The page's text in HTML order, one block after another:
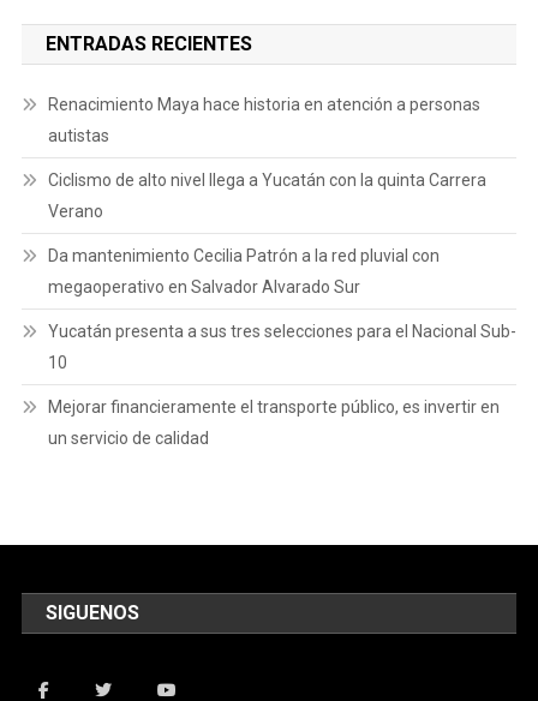
ENTRADAS RECIENTES
Renacimiento Maya hace historia en atención a personas
autistas
Ciclismo de alto nivel llega a Yucatán con la quinta Carrera
Verano
Da mantenimiento Cecilia Patrón a la red pluvial con
megaoperativo en Salvador Alvarado Sur
Yucatán presenta a sus tres selecciones para el Nacional Sub-
10
Mejorar financieramente el transporte público, es invertir en
un servicio de calidad
SIGUENOS